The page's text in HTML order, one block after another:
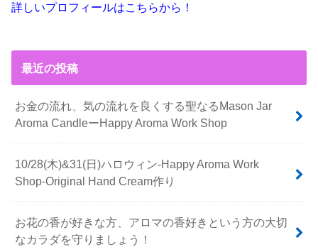
詳しいプロフィールはこちらから！
最近の投稿
お金の流れ、気の流れを良くする聖なるMason Jar
Aroma CandleーHappy Aroma Work Shop
10/28(木)&31(日)ハロウィン-Happy Aroma Work
Shop-Original Hand Cream作り
お花の香が好きな方、アロマの香好きという方の大切
なカラダを守りましょう！